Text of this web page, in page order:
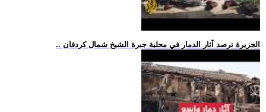
.. الجزيرة ترصد آثار الدمار في محلية جبرة الشيخ شمال كردفان